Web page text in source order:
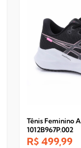
Tênis Feminino
1012B967P.002
R$ 499,99